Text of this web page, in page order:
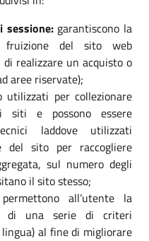
sessione:garantiscono la
fruizione del sito web
realizzare un acquisto o
aree riservate);
utilizzati per collezionare
siti e possono essere
laddove utilizzati
del sito per raccogliere
sul numero degli
il sito stesso;
permettono all’utente la
di una serie di criteri
al fine di migliorare